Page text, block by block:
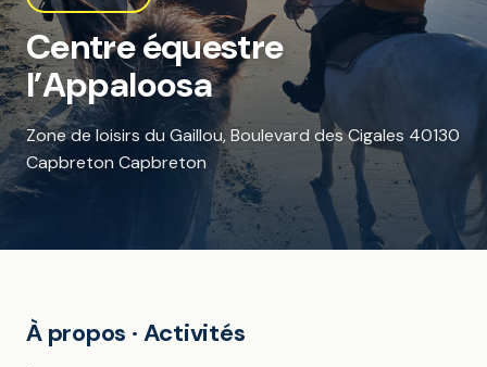
Centre équestre
l’Appaloosa
Zone de loisirs du Gaillou, Boulevard des Cigales 40130
Capbreton Capbreton
À propos · Activités